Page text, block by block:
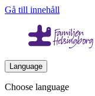
Gå till innehåll
Language
Choose language